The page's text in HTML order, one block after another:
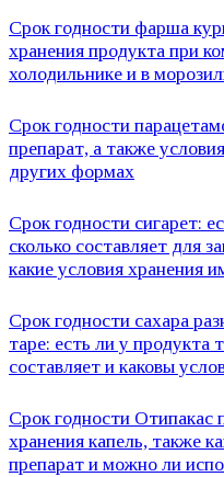
Срок годности фарша
хранения продукта при
холодильнике и в
Срок годности
препарат, а также
других формах
Срок годности сигарет:
сколько составляет для
какие условия хранения
Срок годности сахара
таре: есть ли у продукта
составляет и каковы
Срок годности Отипакас
хранения капель, также
препарат и можно ли